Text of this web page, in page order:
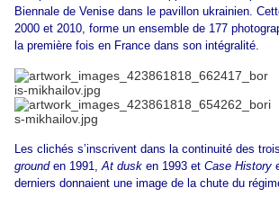
Biennale de Venise dans le pavillon ukrainien.
2000 et 2010, forme un ensemble de 177
la première fois en France dans son intégralité.
Les clichés sʼinscrivent dans la continuité des
grounden 1991,At dusk en 1993 et Case History
derniers donnaient une image de la chute du